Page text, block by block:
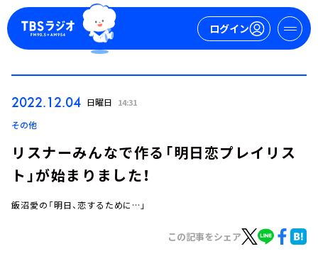
ログイン
2022.12.04 日曜日 14:31
その他
リスナーみんなで作る「明日恋プレイリス
ト」が始まりました！
飯沼愛の「明日、恋するために…」
この記事をシェア